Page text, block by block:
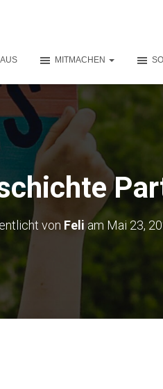
MITMACHEN
von Feliam Mai 23,